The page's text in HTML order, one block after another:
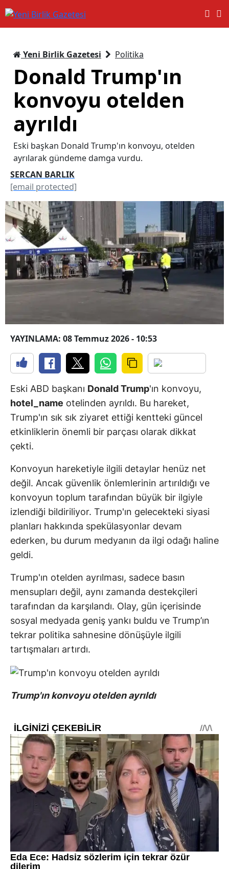
Yeni Birlik Gazetesi Politika
Donald Trump'ın
konvoyu otelden
ayrıldı
Eski başkan Donald Trump'ın konvoyu, otelden
ayrılarak gündeme damga vurdu.
SERCAN BARLIK
[email protected]
YAYINLAMA: 08 Temmuz 2026 - 10:53
Eski ABD başkanı Donald Trump'ın konvoyu,
hotel_name otelinden ayrıldı. Bu hareket,
Trump'ın sık sık ziyaret ettiği kentteki güncel
etkinliklerin önemli bir parçası olarak dikkat
çekti.
Konvoyun hareketiyle ilgili detaylar henüz net
değil. Ancak güvenlik önlemlerinin artırıldığı ve
konvoyun toplum tarafından büyük bir ilgiyle
izlendiği bildiriliyor. Trump'ın gelecekteki siyasi
planları hakkında spekülasyonlar devam
ederken, bu durum medyanın da ilgi odağı haline
geldi.
Trump'ın otelden ayrılması, sadece basın
mensupları değil, aynı zamanda destekçileri
tarafından da karşılandı. Olay, gün içerisinde
sosyal medyada geniş yankı buldu ve Trump’ın
tekrar politika sahnesine dönüşüyle ilgili
tartışmaları artırdı.
Trump'ın konvoyu otelden ayrıldı